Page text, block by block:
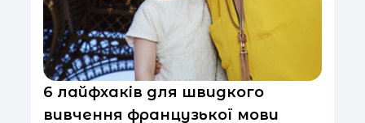
6 лайфхаків для швидкого
вивчення французької мови